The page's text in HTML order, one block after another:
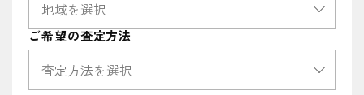
ご希望の査定方法